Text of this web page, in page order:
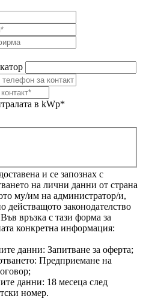
в kWp*
и се запознах с
на лични данни от страна
му/им на администратор/и,
действащото законодателство
връзка с тази форма за
конкретна информация:
данни: Запитване за оферта;
Предприемане на
данни: 18 месеца след
номер.